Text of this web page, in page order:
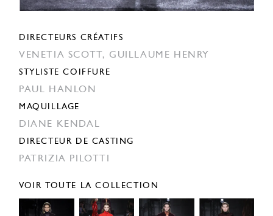
DIRECTEURS CRÉATIFS
VENETIA SCOTT, GUILLAUME HENRY
STYLISTE COIFFURE
PAUL HANLON
MAQUILLAGE
DIANE KENDAL
DIRECTEUR DE CASTING
PATRIZIA PILOTTI
VOIR TOUTE LA COLLECTION